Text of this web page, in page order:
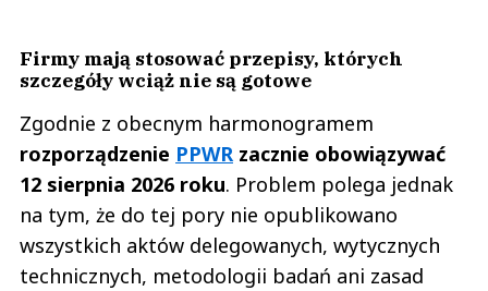
Firmy mają stosować przepisy, których
szczegóły wciąż nie są gotowe
Zgodnie z obecnym harmonogramem
rozporządzenie PPWR zacznie obowiązywać
12 sierpnia 2026 roku. Problem polega jednak
na tym, że do tej pory nie opublikowano
wszystkich aktów delegowanych, wytycznych
technicznych, metodologii badań ani zasad